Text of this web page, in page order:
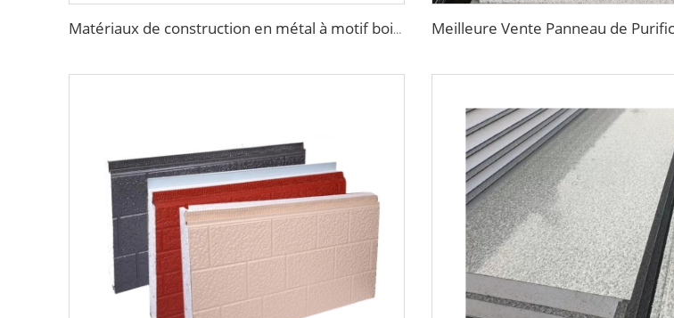
Matériaux de construction en métal à motif bois en panneaux sandwich en mousse de polyuréthane isolant pour murs panneaux en mousse PU